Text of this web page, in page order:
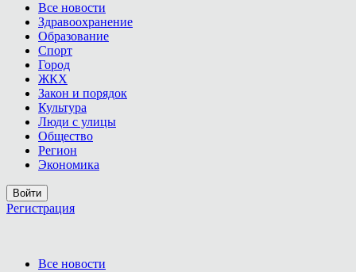
Все новости
Здравоохранение
Образование
Спорт
Город
ЖКХ
Закон и порядок
Культура
Люди с улицы
Общество
Регион
Экономика
Войти
Регистрация
Все новости